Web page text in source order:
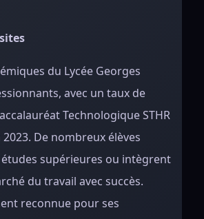
du Lycée Georges
avec un taux de
Technologique STHR
De nombreux élèves
supérieures ou intègrent
du travail avec succès.
reconnue pour ses